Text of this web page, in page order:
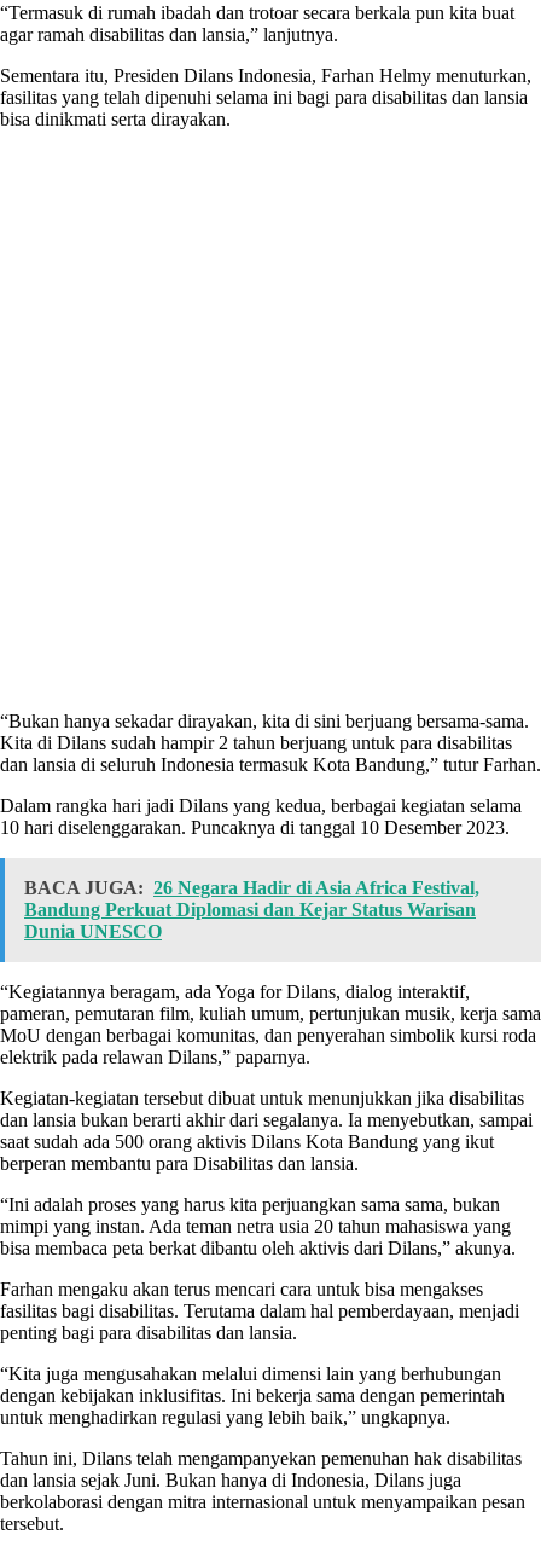
“Termasuk di rumah ibadah dan trotoar secara berkala pun kita buat
agar ramah disabilitas dan lansia,” lanjutnya.
Sementara itu, Presiden Dilans Indonesia, Farhan Helmy menuturkan,
fasilitas yang telah dipenuhi selama ini bagi para disabilitas dan lansia
bisa dinikmati serta dirayakan.
“Bukan hanya sekadar dirayakan, kita di sini berjuang bersama-sama.
Kita di Dilans sudah hampir 2 tahun berjuang untuk para disabilitas
dan lansia di seluruh Indonesia termasuk Kota Bandung,” tutur Farhan.
Dalam rangka hari jadi Dilans yang kedua, berbagai kegiatan selama
10 hari diselenggarakan. Puncaknya di tanggal 10 Desember 2023.
BACA JUGA: 26 Negara Hadir di Asia Africa Festival,
Bandung Perkuat Diplomasi dan Kejar Status Warisan
Dunia UNESCO
“Kegiatannya beragam, ada Yoga for Dilans, dialog interaktif,
pameran, pemutaran film, kuliah umum, pertunjukan musik, kerja sama
MoU dengan berbagai komunitas, dan penyerahan simbolik kursi roda
elektrik pada relawan Dilans,” paparnya.
Kegiatan-kegiatan tersebut dibuat untuk menunjukkan jika disabilitas
dan lansia bukan berarti akhir dari segalanya. Ia menyebutkan, sampai
saat sudah ada 500 orang aktivis Dilans Kota Bandung yang ikut
berperan membantu para Disabilitas dan lansia.
“Ini adalah proses yang harus kita perjuangkan sama sama, bukan
mimpi yang instan. Ada teman netra usia 20 tahun mahasiswa yang
bisa membaca peta berkat dibantu oleh aktivis dari Dilans,” akunya.
Farhan mengaku akan terus mencari cara untuk bisa mengakses
fasilitas bagi disabilitas. Terutama dalam hal pemberdayaan, menjadi
penting bagi para disabilitas dan lansia.
“Kita juga mengusahakan melalui dimensi lain yang berhubungan
dengan kebijakan inklusifitas. Ini bekerja sama dengan pemerintah
untuk menghadirkan regulasi yang lebih baik,” ungkapnya.
Tahun ini, Dilans telah mengampanyekan pemenuhan hak disabilitas
dan lansia sejak Juni. Bukan hanya di Indonesia, Dilans juga
berkolaborasi dengan mitra internasional untuk menyampaikan pesan
tersebut.